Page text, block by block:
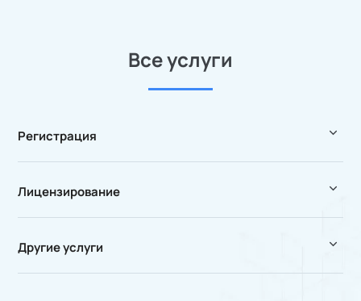
Все услуги
Регистрация
Лицензирование
Другие услуги